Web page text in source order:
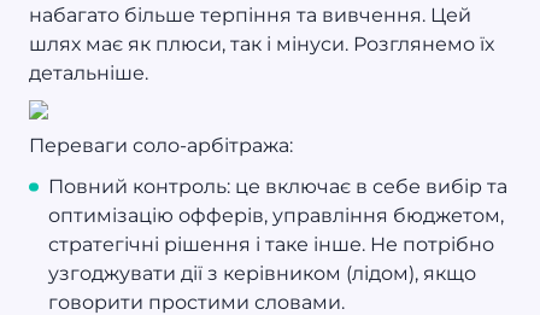
набагато більше терпіння та вивчення. Цей
шлях має як плюси, так і мінуси. Розглянемо їх
детальніше.
Переваги соло-арбітража:
Повний контроль: це включає в себе вибір та
оптимізацію офферів, управління бюджетом,
стратегічні рішення і таке інше. Не потрібно
узгоджувати дії з керівником (лідом), якщо
говорити простими словами.